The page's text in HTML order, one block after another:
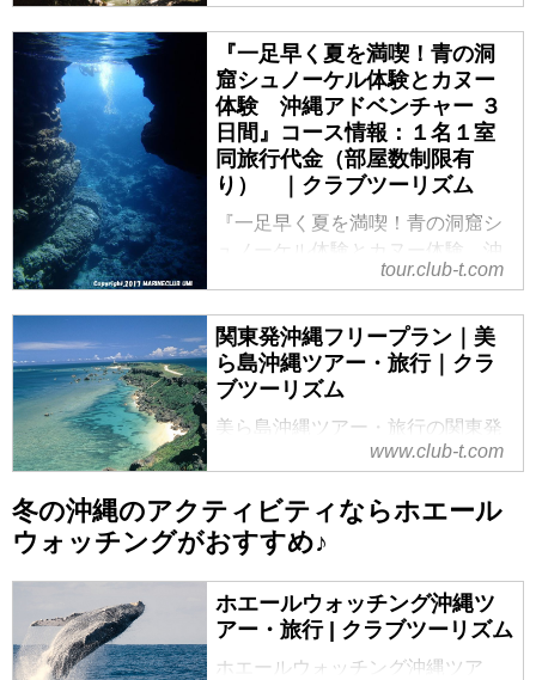
行代金[部屋数限定] ｜クラブ
ツーリズム
『自然・絶景・文化を五感で感じ
る 沖縄アドベンチャー ３日
間』コース情報：初めての方でも
安心してご参加いただけます １
名１室同旅行代金[部屋数限定] の
紹介をしています。ツアー・旅行
のお申込ならクラブツーリズム。
『一足早く夏を満喫！青の洞
窟シュノーケル体験とカヌー
体験 沖縄アドベンチャー ３
日間』コース情報：１名１室
同旅行代金（部屋数制限有
り） ｜クラブツーリズム
『一足早く夏を満喫！青の洞窟シ
ュノーケル体験とカヌー体験 沖
縄アドベンチャー ３日間』コース
数制限有り） の紹介をしていま
す。ツアー・旅行のお申込ならク
ラブツーリズム。
tour.club-t.com
関東発沖縄フリープラン｜美
ら島沖縄ツアー・旅行｜クラ
ブツーリズム
美ら島沖縄ツアー・旅行の関東発
沖縄フリープランなら、クラブツ
ならしっかりサポート！首里城、
美ら海水族館、大石林山といった
アーのご案内、沖縄基本情報など
を掲載。ツアーの検索・ご予約も
www.club-t.com
冬の沖縄のアクティビティならホエール
ウォッチングがおすすめ♪
ホエールウォッチング沖縄ツ
アー・旅行 | クラブツーリズム
ホエールウォッチング沖縄ツア